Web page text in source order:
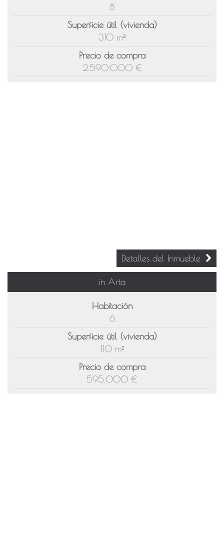
8
Superficie útil (vivienda)
310 m²
Precio de compra
2.590.000 €
Detalles del Inmueble
in Arta
Habitación
6
Superficie útil (vivienda)
110 m²
Precio de compra
595.000 €